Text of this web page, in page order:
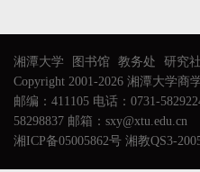
湘潭大学 图书馆 教务处 研究
Copyright 2001-2026 湘潭大学商
邮编：411105 电话：0731-
58298837 邮箱：sxy@xtu.edu.cn
湘ICP备05005862号 湘教QS3-